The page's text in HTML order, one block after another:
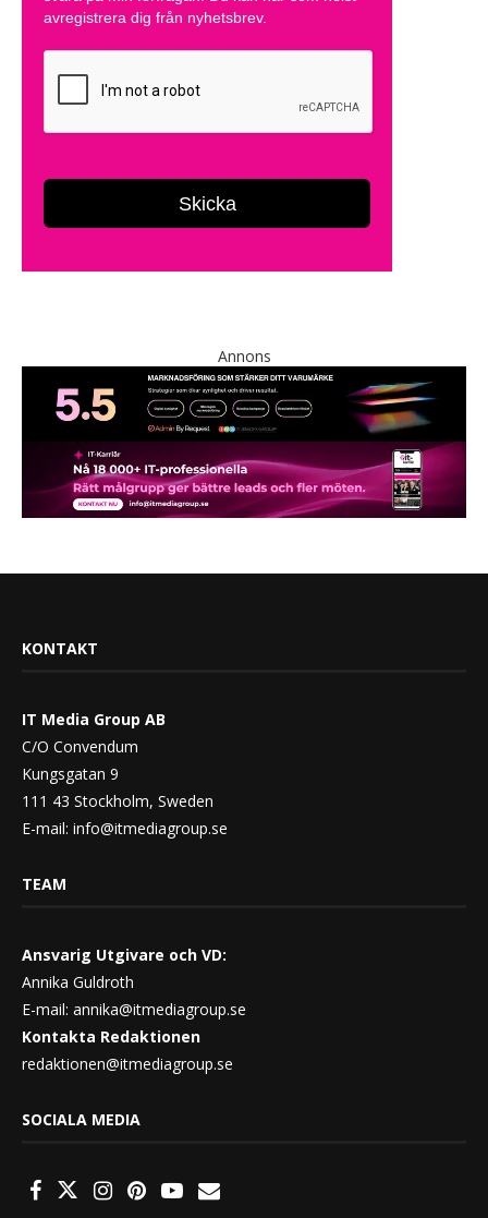
Annons
KONTAKT
IT Media Group AB
C/O Convendum
Kungsgatan 9
111 43 Stockholm, Sweden
E-mail: info@itmediagroup.se
TEAM
Ansvarig Utgivare och VD:
Annika Guldroth
E-mail: annika@itmediagroup.se
Kontakta Redaktionen
redaktionen@itmediagroup.se
SOCIALA MEDIA